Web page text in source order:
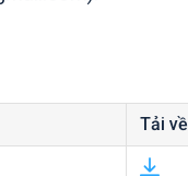
Tải về